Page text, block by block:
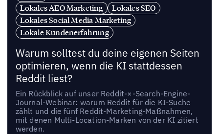
Lokales AEO Marketing
Lokales SEO
Lokales Social Media Marketing
Lokale Kundenerfahrung
Warum solltest du deine eigenen Seiten
optimieren, wenn die KI stattdessen
Reddit liest?
Ein Rückblick auf unser Reddit-×-Search-Engine-
Journal-Webinar: warum Reddit für die KI-Suche
zählt und die fünf Reddit-Marketing-Maßnahmen,
mit denen Multi-Location-Marken von der KI zitiert
werden.